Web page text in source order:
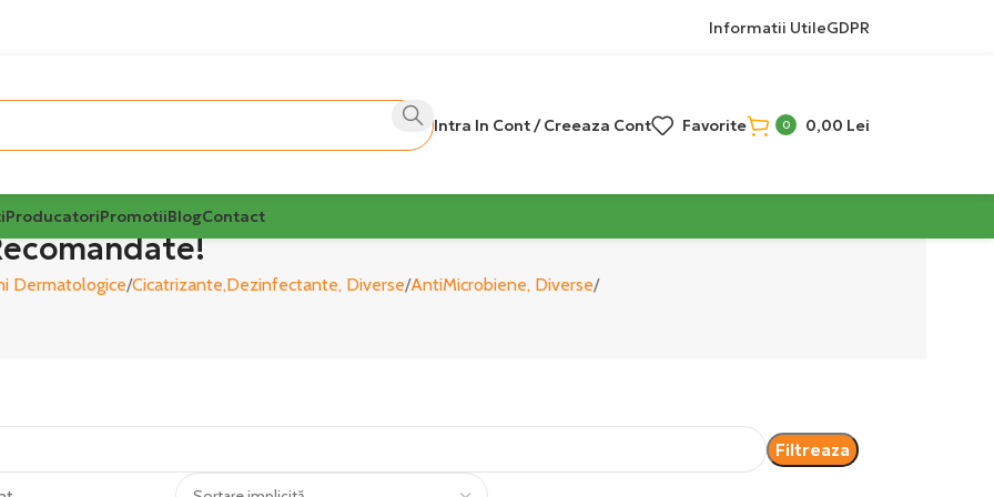
Informatii UtileGDPR
Intra In Cont / Creeaza Cont Favorite 0 0,00 Lei
ProducatoriPromotiiBlogContact
Dermatologice Cicatrizante,Dezinfectante, Diverse AntiMicrobiene, Diverse
Filtreaza